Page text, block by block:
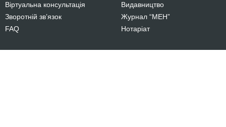
Віртуальна консультація
Зворотній зв’язок
FAQ
Видавництво
Журнал “МЕН”
Нотаріат